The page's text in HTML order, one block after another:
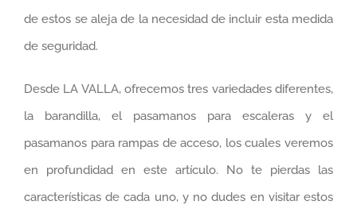
de estos se aleja de la necesidad de incluir esta medida
de seguridad.
Desde LA VALLA, ofrecemos tres variedades diferentes,
la barandilla, el pasamanos para escaleras y el
pasamanos para rampas de acceso, los cuales veremos
en profundidad en este artículo. No te pierdas las
características de cada uno, y no dudes en visitar estos